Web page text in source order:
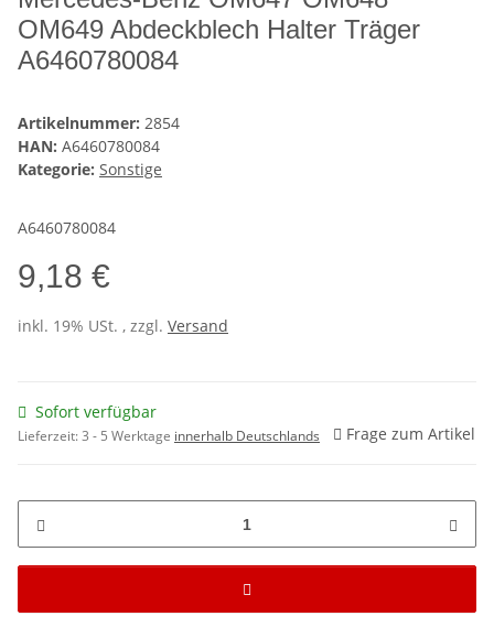
OM649 Abdeckblech Halter Träger
A6460780084
Artikelnummer: 2854
HAN: A6460780084
Kategorie: Sonstige
A6460780084
9,18 €
inkl. 19% USt. , zzgl. Versand
Sofort verfügbar
Lieferzeit:3 - 5 Werktage innerhalb Deutschlands Frage zum Artikel